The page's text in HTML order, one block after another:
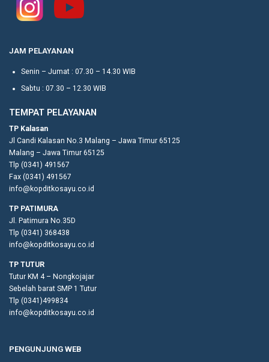
JAM PELAYANAN
Senin – Jumat : 07.30 – 14.30 WIB
Sabtu : 07.30 – 12.30 WIB
TEMPAT PELAYANAN
TP Kalasan
Jl Candi Kalasan No.3 Malang – Jawa Timur 65125
Malang – Jawa Timur 65125
Tlp (0341) 491567
Fax (0341) 491567
info@kopditkosayu.co.id
TP PATIMURA
Jl. Patimura No.35D
Tlp (0341) 368438
info@kopditkosayu.co.id
TP TUTUR
Tutur KM 4 – Nongkojajar
Sebelah barat SMP 1 Tutur
Tlp (0341)499834
info@kopditkosayu.co.id
PENGUNJUNG WEB